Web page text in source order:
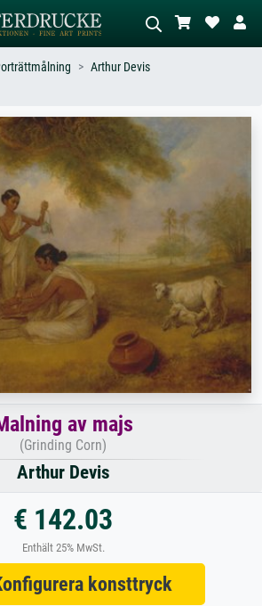
stil –
naken.
Beskriv scenen – t.ex. grön äng,
abstrakt med mycket rött, mörk
oljemålning, stående naken bredvid ett
träd.
Arthur Devis
av majs
(Grinding Corn)
Arthur Devis
€ 142.03
Enthält 25% MwSt.
konsttryck